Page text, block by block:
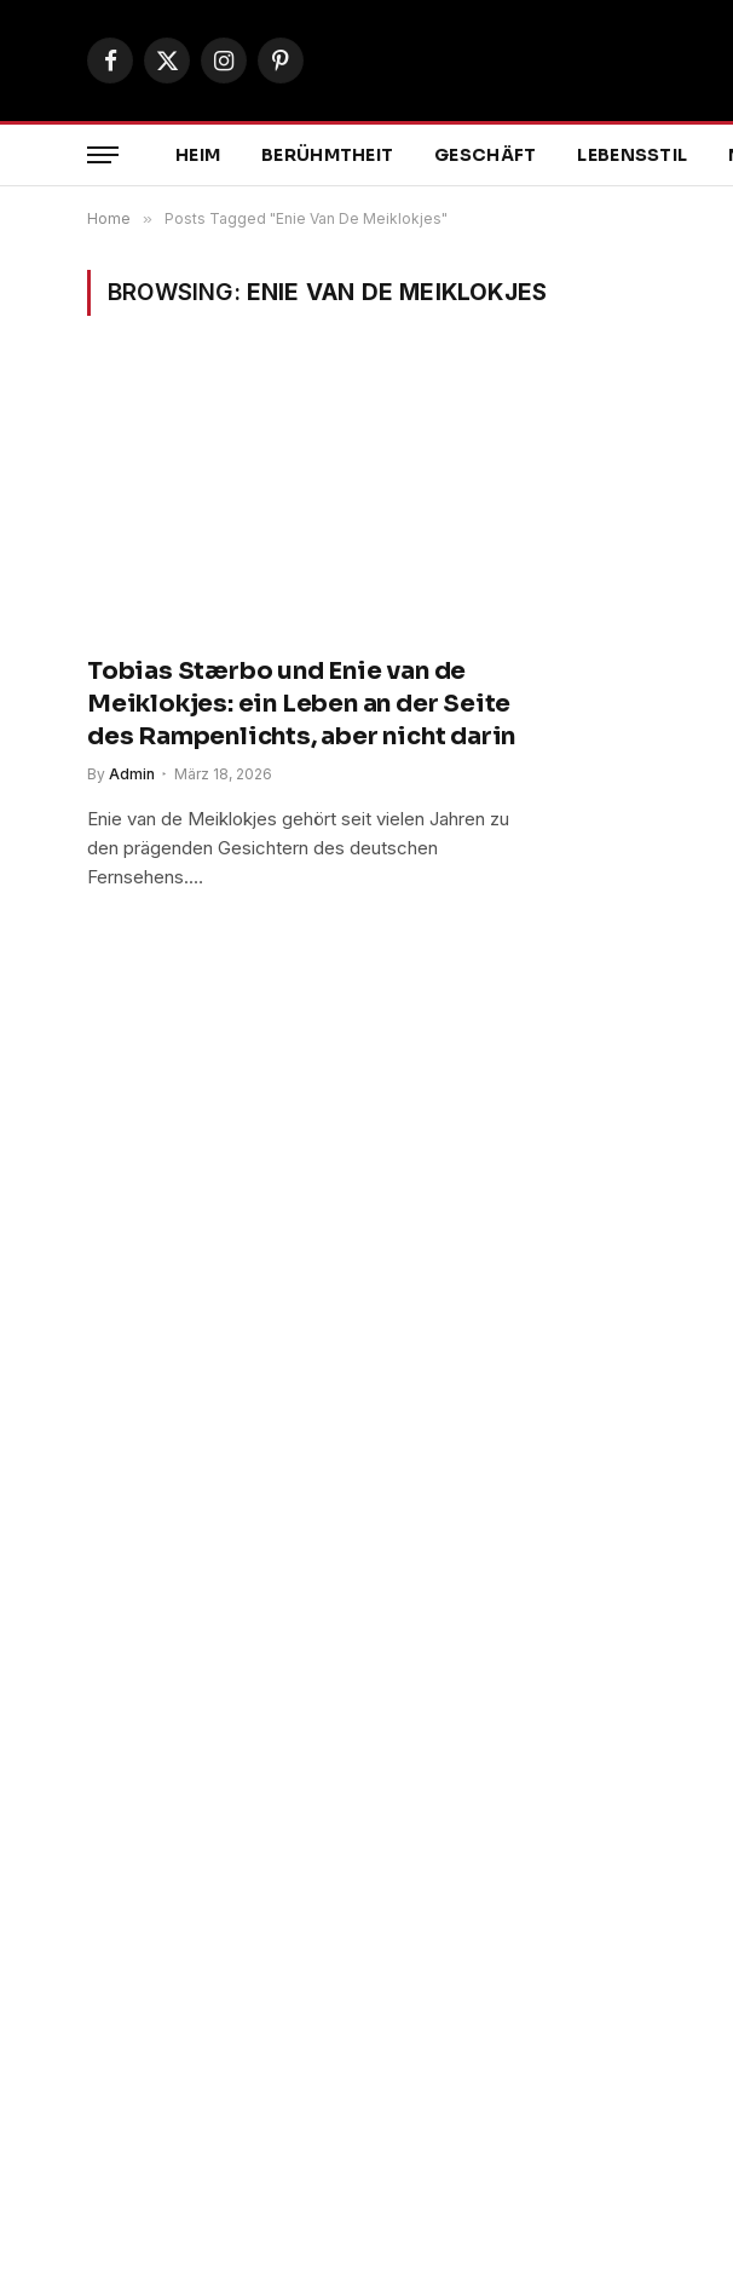
Facebook
X
InstagramPinterest
HEIM BERÜHMTHEIT GESCHÄFT LEBENSSTIL
Home » Posts Tagged "Enie Van De Meiklokjes"
BROWSING: ENIE VAN DE MEIKLOKJES
Tobias Stærbo und Enie van de
Meiklokjes: ein Leben an der Seite
des Rampenlichts, aber nicht darin
By Admin März 18, 2026
Enie van de Meiklokjes gehört seit vielen Jahren zu
den prägenden Gesichtern des deutschen
Fernsehens.…